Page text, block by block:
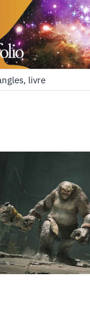
, livre
Jeu video : Hogwarts
Poudlard